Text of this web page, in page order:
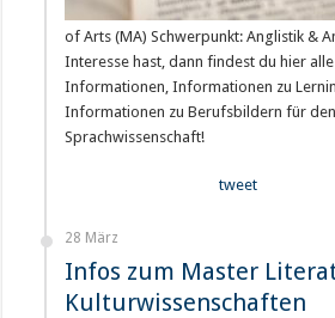
of Arts (MA) Schwerpunkt: Anglistik &
Interesse hast, dann findest du hier
Informationen, Informationen zu
Informationen zu Berufsbildern für
Sprachwissenschaft!
tweet
28 März
Infos zum Master
Kulturwissenschaften